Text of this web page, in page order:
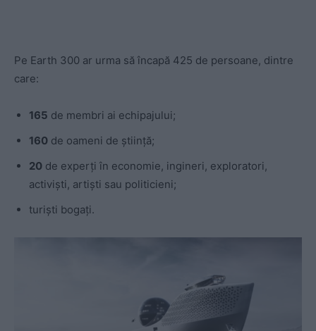
Pe Earth 300 ar urma să încapă 425 de persoane, dintre
care:
165 de membri ai echipajului;
160 de oameni de ştiinţă;
20 de experţi în economie, ingineri, exploratori,
activişti, artişti sau politicieni;
turiști bogați.